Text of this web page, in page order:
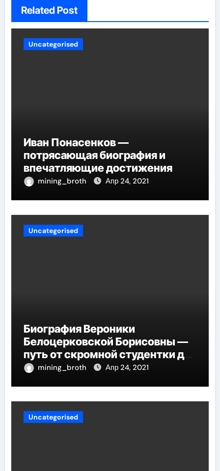
Related Post
Uncategorised
Иван Понасенков —
потрясающая биография и
впечатляющие достижения
mining_broth Апр 24, 2021
Uncategorised
Биография Вероники
Белоцерковской Борисовны —
путь от скромной студентки до
великолепных достижений в
mining_broth Апр 24, 2021
Uncategorised